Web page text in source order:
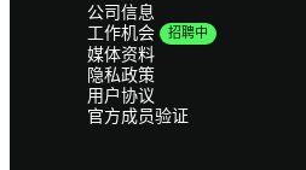
公司信息
工作机会
招聘中
媒体资料
隐私政策
用户协议
官方成员验证